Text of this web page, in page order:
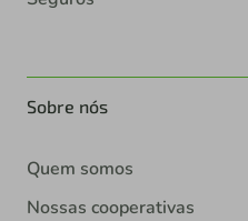
Sobre nós
Quem somos
Nossas cooperativas